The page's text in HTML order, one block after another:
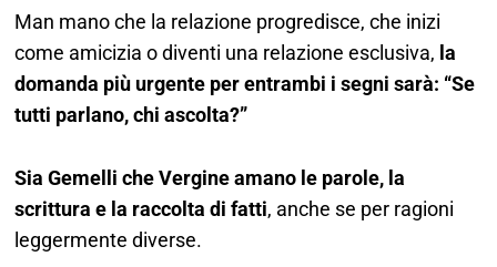
Man mano che la relazione progredisce, che inizi
come amicizia o diventi una relazione esclusiva, la
domanda più urgente per entrambi i segni sarà: “Se
tutti parlano, chi ascolta?”
Sia Gemelli che Vergine amano le parole, la
scrittura e la raccolta di fatti, anche se per ragioni
leggermente diverse.